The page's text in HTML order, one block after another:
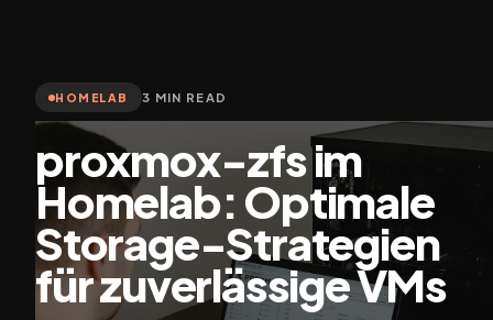
HOMELAB 3 MIN READ
proxmox-zfs im
Homelab: Optimale
Storage-Strategien
für zuverlässige VMs